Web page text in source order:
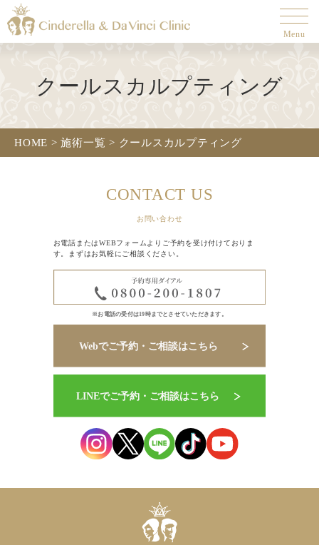
Menu
クールスカルプティング
HOME >施術一覧 > クールスカルプティング
CONTACT US
お問い合わせ
お電話またはWEBフォームよりご予約を受け付けておりま
す。まずはお気軽にご相談ください。
※お電話の受付は19時までとさせていただきます。